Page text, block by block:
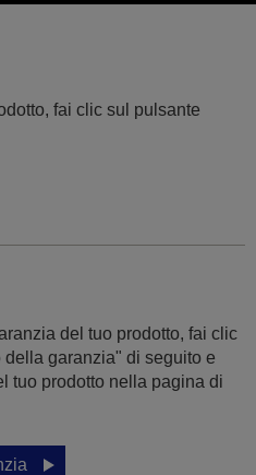
fai clic sul pulsante
del tuo prodotto, fai clic
garanzia" di seguito e
tuo prodotto nella pagina di